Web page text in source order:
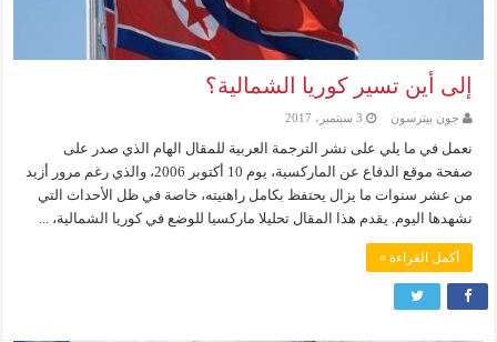
إلى أين تسير كوريا الشمالية؟
جون بيترسون 3 سبتمبر، 2017
نعمل في ما يلي على نشر الترجمة العربية للمقال الهام الذي صدر على
صفحة موقع الدفاع عن الماركسية، يوم 10 أكتوبر 2006، والذي رغم مرور أزيد
من عشر سنوات ما يزال يحتفظ بكامل راهنيته، خاصة في ظل الأحداث التي
نشهدها اليوم. يقدم هذا المقال تحليلا ماركسيا للوضع في كوريا الشمالية، ...
أكمل القراءة »